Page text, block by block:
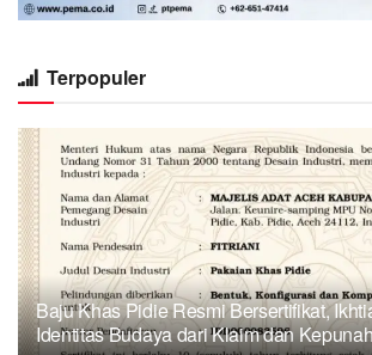
Terpopuler
Baju Khas Pidie Resmi Bersertifikat,
Identitas Budaya dari Klaim dan